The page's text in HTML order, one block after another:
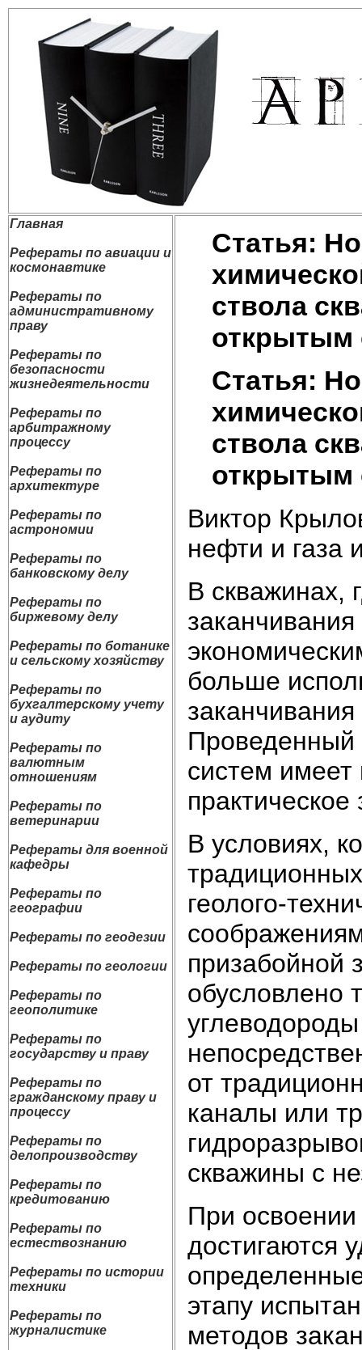
Главная
Рефераты по авиации и
космонавтике
Рефераты по
административному
праву
Рефераты по
безопасности
жизнедеятельности
Рефераты по
арбитражному
процессу
Рефераты по
архитектуре
Рефераты по
астрономии
Рефераты по
банковскому делу
Рефераты по
биржевому делу
Рефераты по ботанике
и сельскому хозяйству
Рефераты по
бухгалтерскому учету
и аудиту
Рефераты по
валютным
отношениям
Рефераты по
ветеринарии
Рефераты для военной
кафедры
Рефераты по
географии
Рефераты по геодезии
Рефераты по геологии
Рефераты по
геополитике
Рефераты по
государству и праву
Рефераты по
гражданскому праву и
процессу
Рефераты по
делопроизводству
Рефераты по
кредитованию
Рефераты по
естествознанию
Рефераты по истории
техники
Рефераты по
журналистике
Статья:
ствола
открытым
Статья:
ствола
открытым
Виктор
нефти и газа
В скважинах,
больше
Проведенный
систем имеет
практическое
В условиях,
геолого-
призабойной
обусловлено
от
каналы или
скважины с
При
достигаются
этапу
методов